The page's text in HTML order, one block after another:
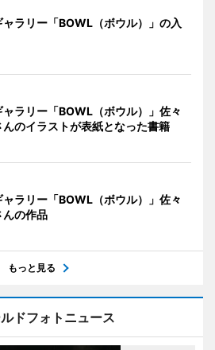
ャラリー「BOWL（ボウル）」の入
ャラリー「BOWL（ボウル）」佐々
んのイラストが表紙となった書籍
ャラリー「BOWL（ボウル）」佐々
んの作品
もっと見る
ドフォトニュース